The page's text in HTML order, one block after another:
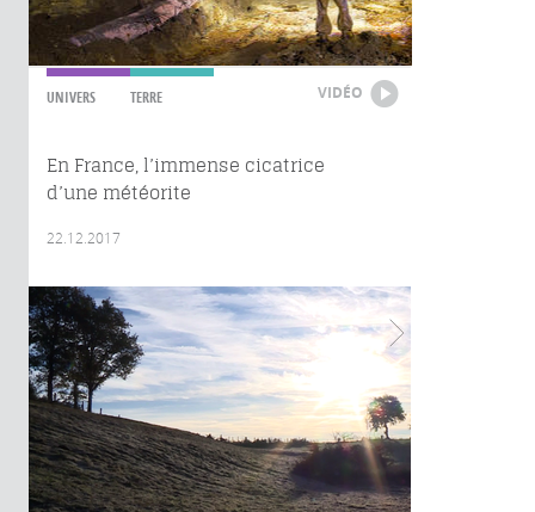
UNIVERS TERRE VIDÉO
En France, l’immense cicatrice
d’une météorite
22.12.2017